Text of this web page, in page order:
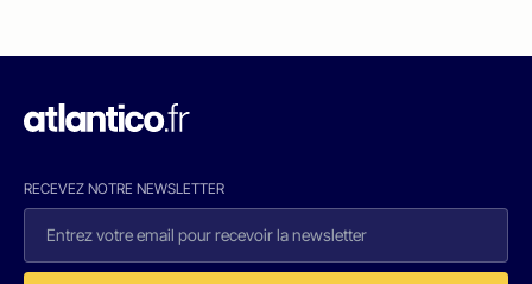
RECEVEZ NOTRE NEWSLETTER